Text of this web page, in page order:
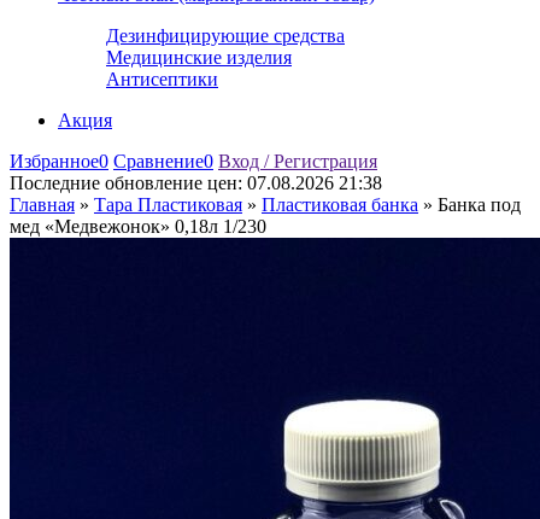
Дезинфицирующие средства
Медицинские изделия
Антисептики
Акция
Избранное0 Сравнение0 Вход / Регистрация
Последние обновление цен: 07.08.2026 21:38
Главная » Тара Пластиковая » Пластиковая банка » Банка под
мед «Медвежонок» 0,18л 1/230